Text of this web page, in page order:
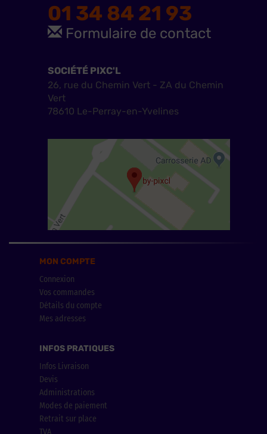
01 34 84 21 93
Formulaire de contact
SOCIÉTÉ PIXC'L
26, rue du Chemin Vert - ZA du Chemin
Vert
78610 Le-Perray-en-Yvelines
MON COMPTE
Connexion
Vos commandes
Détails du compte
Mes adresses
INFOS PRATIQUES
Infos Livraison
Devis
Administrations
Modes de paiement
Retrait sur place
TVA